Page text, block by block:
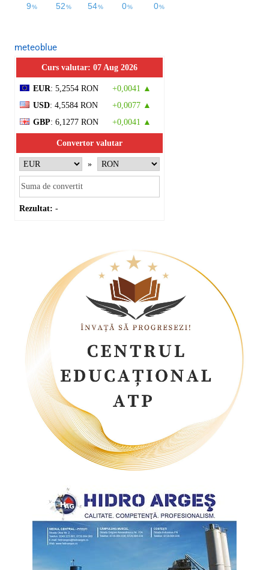
meteoblue
Curs valutar: 07 Aug 2026
EUR: 5,2554 RON
+0,0041 ▲
USD: 4,5584 RON
+0,0077 ▲
GBP: 6,1277 RON +0,0041 ▲
Convertor valutar
»
Rezultat: -